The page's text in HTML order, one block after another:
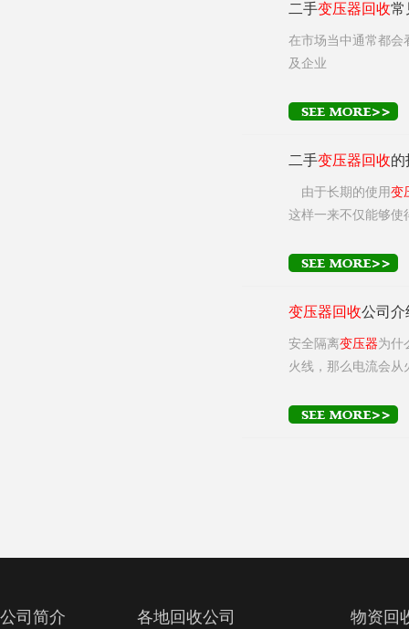
二手变压器回收常
在市场当中通常都会
及企业
二手变压器回收的
由于长期的使用变
这样一来不仅能够使
变压器回收公司介
安全隔离变压器为什
火线，那么电流会从
公司简介 各地回收公司 物资回